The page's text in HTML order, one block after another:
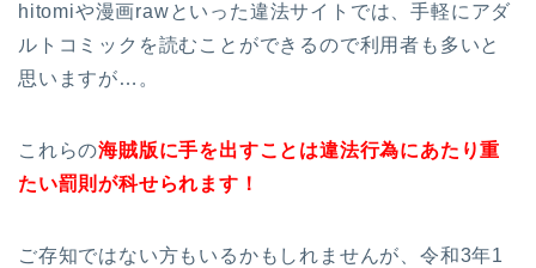
hitomiや漫画rawといった違法サイトでは、手軽にアダ
ルトコミックを読むことができるので利用者も多いと
思いますが…。
これらの海賊版に手を出すことは違法行為にあたり重
たい罰則が科せられます！
ご存知ではない方もいるかもしれませんが、令和3年1